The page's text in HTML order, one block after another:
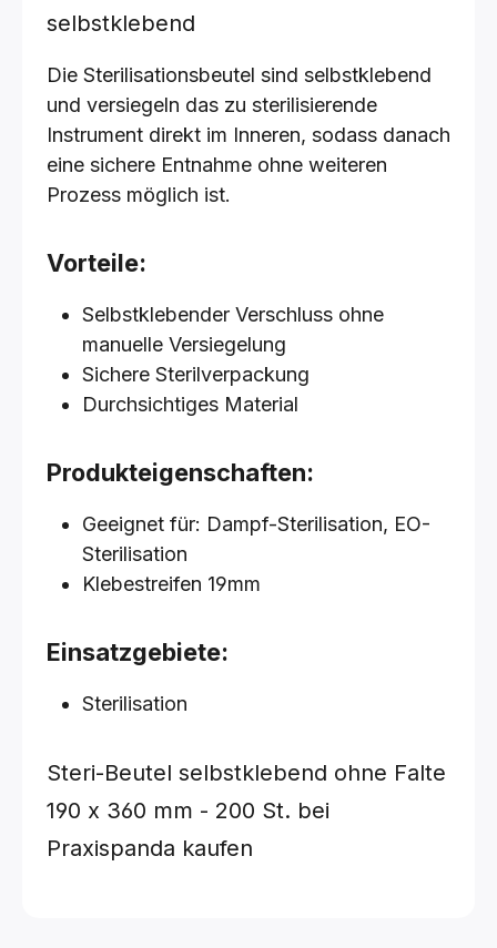
selbstklebend
Die Sterilisationsbeutel sind selbstklebend
und versiegeln das zu sterilisierende
Instrument direkt im Inneren, sodass danach
eine sichere Entnahme ohne weiteren
Prozess möglich ist.
Vorteile:
Selbstklebender Verschluss ohne
manuelle Versiegelung
Sichere Sterilverpackung
Durchsichtiges Material
Produkteigenschaften:
Geeignet für: Dampf-Sterilisation, EO-
Sterilisation
Klebestreifen 19mm
Einsatzgebiete:
Sterilisation
Steri-Beutel selbstklebend ohne Falte
190 x 360 mm - 200 St. bei
Praxispanda kaufen